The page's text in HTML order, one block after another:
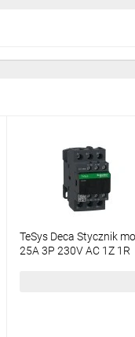
TeSys Deca Stycznik
25A 3P 230V AC 1Z 1R